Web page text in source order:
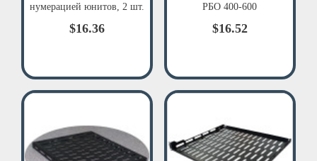
нумерацией юнитов, 2 шт.
$16.36
РБО 400-600
$16.52